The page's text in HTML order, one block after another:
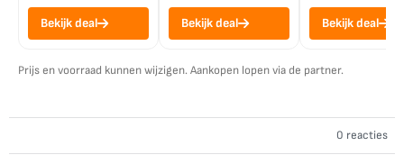
Bekijk deal Bekijk deal Bekijk deal
Prijs en voorraad kunnen wijzigen. Aankopen lopen via de partner.
0 reacties